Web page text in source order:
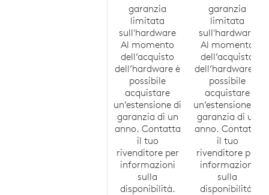
garanzia
limitata
sull'hardware
Al momento
dell’acquisto
dell’hardware è
possibile
acquistare
un’estensione di
garanzia di un
anno. Contatta
il tuo
rivenditore per
informazioni
sulla
disponibilità.
garanzia
limitata
sull'hardware
Al momento
dell’acquisto
dell’hardware è
possibile
acquistare
un’estensione di
garanzia di un
anno. Contatta
il tuo
rivenditore per
informazioni
sulla
disponibilità.